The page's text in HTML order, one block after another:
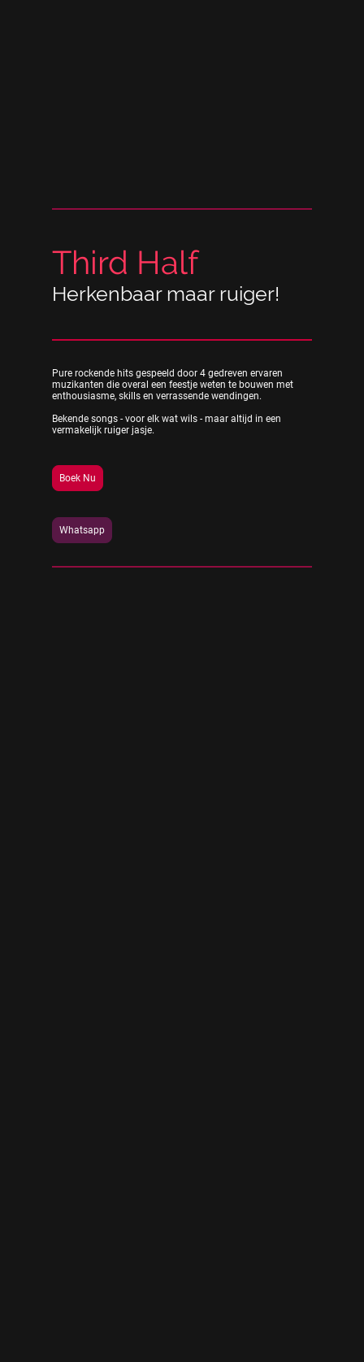
Third Half
Herkenbaar maar ruiger!
Pure rockende hits gespeeld door 4 gedreven ervaren
muzikanten die overal een feestje weten te bouwen met
enthousiasme, skills en verrassende wendingen.
Bekende songs - voor elk wat wils - maar altijd in een
vermakelijk ruiger jasje.
Boek Nu
Whatsapp